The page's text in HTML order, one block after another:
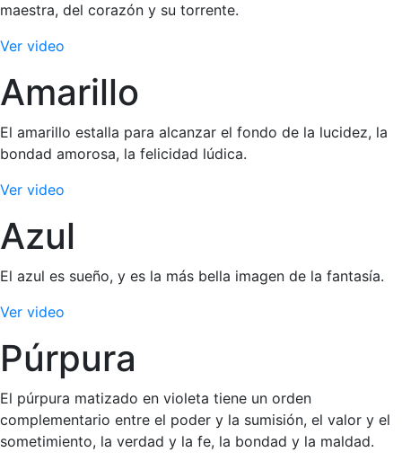
maestra, del corazón y su torrente.
Ver video
Amarillo
El amarillo estalla para alcanzar el fondo de la lucidez, la
bondad amorosa, la felicidad lúdica.
Ver video
Azul
El azul es sueño, y es la más bella imagen de la fantasía.
Ver video
Púrpura
El púrpura matizado en violeta tiene un orden
complementario entre el poder y la sumisión, el valor y el
sometimiento, la verdad y la fe, la bondad y la maldad.